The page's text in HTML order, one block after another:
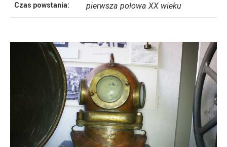
Czas powstania: pierwsza połowa XX wieku